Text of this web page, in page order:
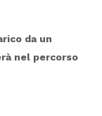
da un
nel percorso